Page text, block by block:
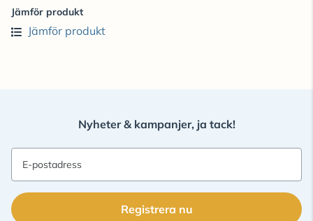
Jämför produkt
Jämför produkt
Nyheter & kampanjer, ja tack!
E-postadress
Registrera nu